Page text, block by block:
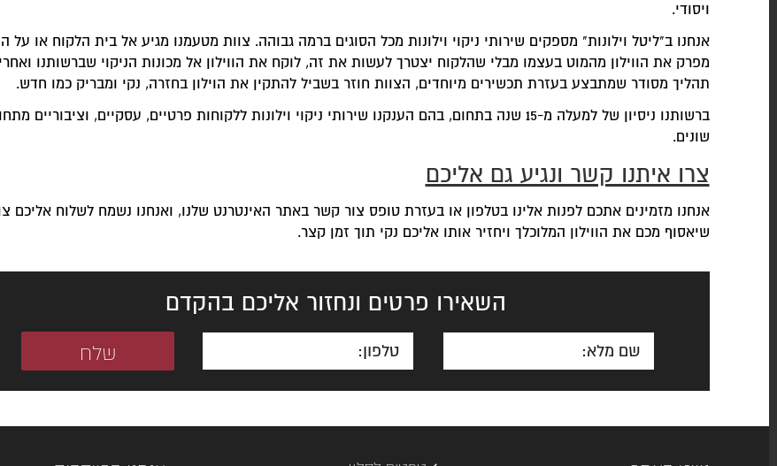
ויסודי.
אנחנו ב"ליטל וילונות" מספקים שירותי ניקוי וילונות מכל הסוגים ברמה גבוהה. צוות מטעמנו מגיע אל בית הלקוח או על
מפרק את הווילון מהמוט בעצמו מבלי שהלקוח יצטרך לעשות את זה, לוקח את הווילון אל מכונות הניקוי שברשותנו ואחרי
תהליך מסודר שמתבצע בעזרת תכשירים מיוחדים, הצוות חוזר בשביל להתקין את הוילון בחזרה, נקי ומבריק כמו חדש.
ברשותנו ניסיון של למעלה מ-15 שנה בתחום, בהם הענקנו שירותי ניקוי וילונות ללקוחות פרטיים, עסקיים, וציבוריים
שונים.
צרו איתנו קשר ונגיע גם אליכם
אנחנו מזמינים אתכם לפנות אלינו בטלפון או בעזרת טופס צור קשר באתר האינטרנט שלנו, ואנחנו נשמח לשלוח אליכם
שיאסוף מכם את הווילון המלוכלך ויחזיר אותו אליכם נקי תוך זמן קצר.
השאירו פרטים ונחזור אליכם בהקדם